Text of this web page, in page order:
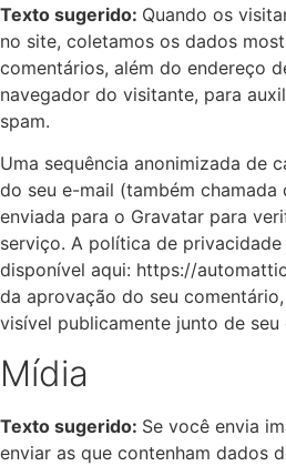
Texto sugerido: Quando os
no site, coletamos os dados
comentários, além do endereço
navegador do visitante, para
spam.
Uma sequência anonimizada de
do seu e-mail (também chamada
enviada para o Gravatar para
serviço. A política de
disponível aqui: https://
da aprovação do seu
visível publicamente junto de seu
Mídia
Texto sugerido: Se você envia
enviar as que contenham dados